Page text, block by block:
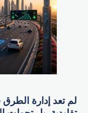
لم تعد إدارة